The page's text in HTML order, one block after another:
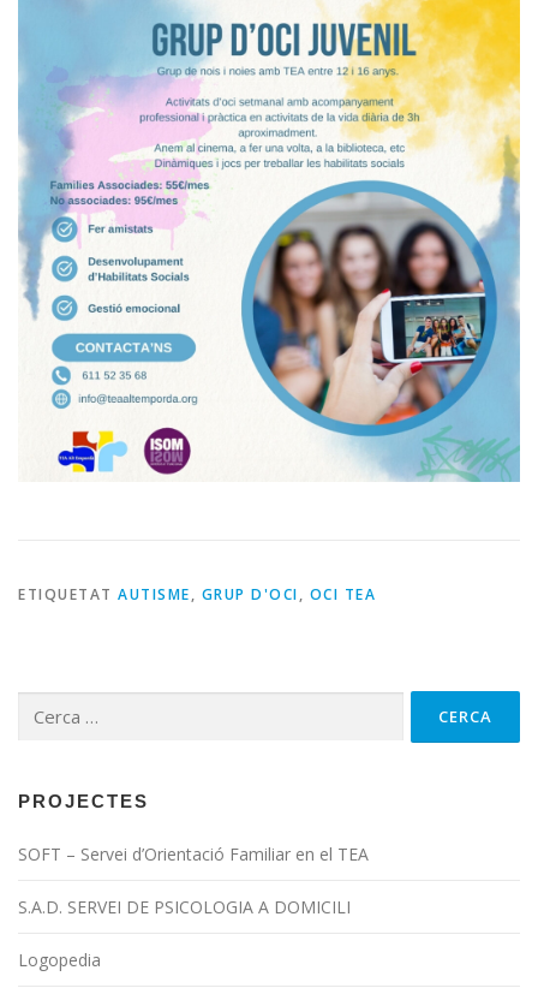
ETIQUETAT AUTISME, GRUP D'OCI, OCI TEA
PROJECTES
SOFT – Servei d’Orientació Familiar en el TEA
S.A.D. SERVEI DE PSICOLOGIA A DOMICILI
Logopedia